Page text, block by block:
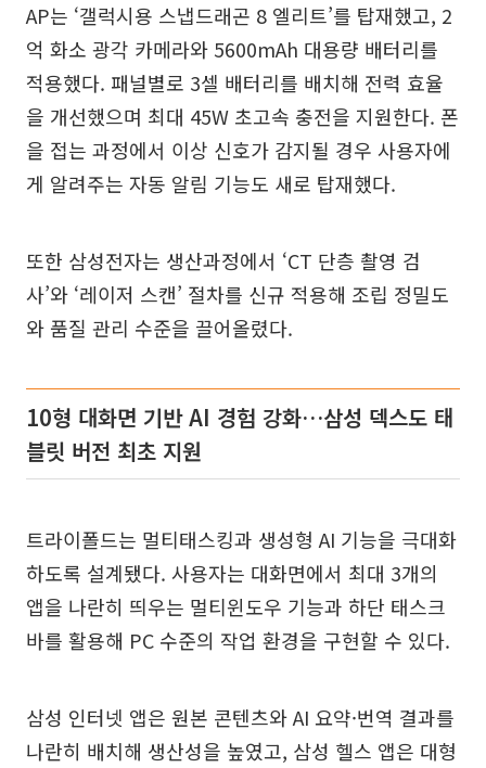
AP는 ‘갤럭시용 스냅드래곤 8 엘리트’를 탑재했고, 2
억 화소 광각 카메라와 5600mAh 대용량 배터리를
적용했다. 패널별로 3셀 배터리를 배치해 전력 효율
을 개선했으며 최대 45W 초고속 충전을 지원한다. 폰
을 접는 과정에서 이상 신호가 감지될 경우 사용자에
게 알려주는 자동 알림 기능도 새로 탑재했다.
또한 삼성전자는 생산과정에서 ‘CT 단층 촬영 검
사’와 ‘레이저 스캔’ 절차를 신규 적용해 조립 정밀도
와 품질 관리 수준을 끌어올렸다.
10형 대화면 기반 AI 경험 강화…삼성 덱스도 태
블릿 버전 최초 지원
트라이폴드는 멀티태스킹과 생성형 AI 기능을 극대화
하도록 설계됐다. 사용자는 대화면에서 최대 3개의
앱을 나란히 띄우는 멀티윈도우 기능과 하단 태스크
바를 활용해 PC 수준의 작업 환경을 구현할 수 있다.
삼성 인터넷 앱은 원본 콘텐츠와 AI 요약·번역 결과를
나란히 배치해 생산성을 높였고, 삼성 헬스 앱은 대형